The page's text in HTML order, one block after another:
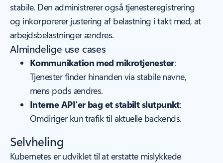
stabile. Den administrerer også tjenesteregistrering
og inkorporerer justering af belastning i takt med, at
arbejdsbelastninger ændres.
Almindelige use cases
Kommunikation med mikrotjenester:
Tjenester finder hinanden via stabile navne,
mens pods ændres.
Interne API'er bag et stabilt slutpunkt:
Omdiriger kun trafik til aktuelle backends.
Selvheling
Kubernetes er udviklet til at erstatte mislykkede